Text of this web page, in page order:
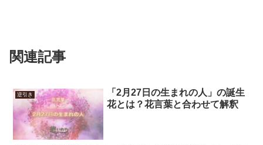
関連記事
逆引き
「2月27日の生まれの人」の誕生
花とは？花言葉と合わせて解釈